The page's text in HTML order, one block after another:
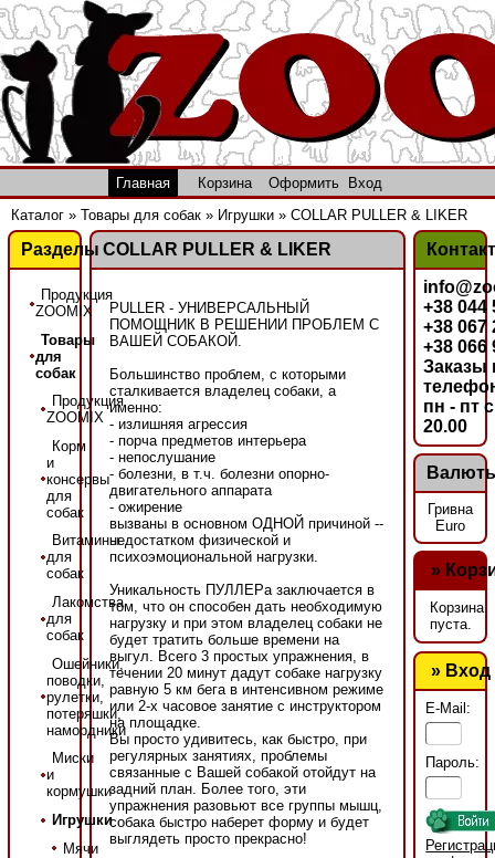
Главная Корзина Оформить
Вход
Каталог » Товары для собак » Игрушки » COLLAR PULLER & LIKER
COLLAR PULLER & LIKER
PULLER - УНИВЕРСАЛЬНЫЙ
ПОМОЩНИК В РЕШЕНИИ ПРОБЛЕМ С
ВАШЕЙ СОБАКОЙ.
Большинство проблем, с которыми
сталкивается владелец собаки, а
именно:
- излишняя агрессия
- порча предметов интерьера
- непослушание
- болезни, в т.ч. болезни опорно-
двигательного аппарата
- ожирение
вызваны в основном ОДНОЙ причиной --
недостатком физической и
психоэмоциональной нагрузки.
Уникальность ПУЛЛЕРа заключается в
том, что он способен дать необходимую
нагрузку и при этом владелец собаки не
будет тратить больше времени на
выгул. Всего 3 простых упражнения, в
течении 20 минут дадут собаке нагрузку
равную 5 км бега в интенсивном режиме
или 2-х часовое занятие с инструктором
на площадке.
Вы просто удивитесь, как быстро, при
регулярных занятиях, проблемы
связанные с Вашей собакой отойдут на
задний план. Более того, эти
упражнения разовьют все группы мышц,
собака быстро наберет форму и будет
выглядеть просто прекрасно!
Разделы
Продукция
ZOOMIX
Товары
для
собак
Продукция
ZOOMIX
Корм
и
консервы
для
собак
Витамины
для
собак
Лакомства
для
собак
Ошейники,
поводки,
рулетки,
потеряшки,
намордники
Миски
и
кормушки
Игрушки
Мячи
+38 044
+38 067
+38 066
Заказы
пн - пт
20.00
Гривна
Euro
»
Корзина
пуста.
» Вход
E-Mail:
Пароль: